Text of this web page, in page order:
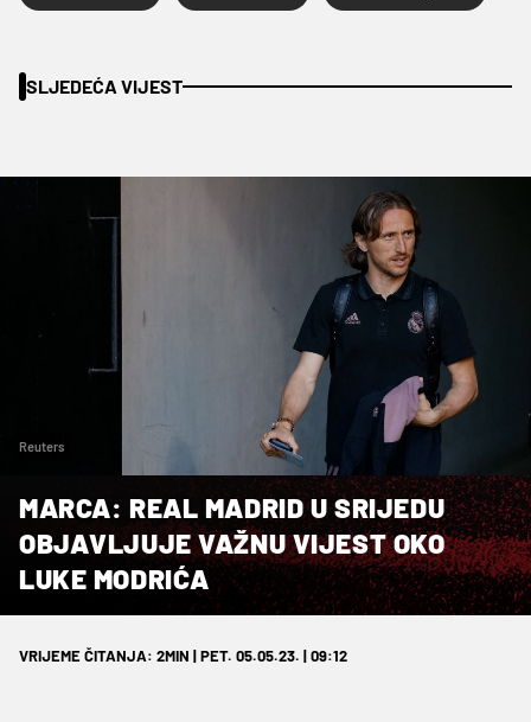
SLJEDEĆA VIJEST
Reuters
MARCA: REAL MADRID U SRIJEDU
OBJAVLJUJE VAŽNU VIJEST OKO
LUKE MODRIĆA
VRIJEME ČITANJA: 2MIN | PET. 05.05.23. | 09:12